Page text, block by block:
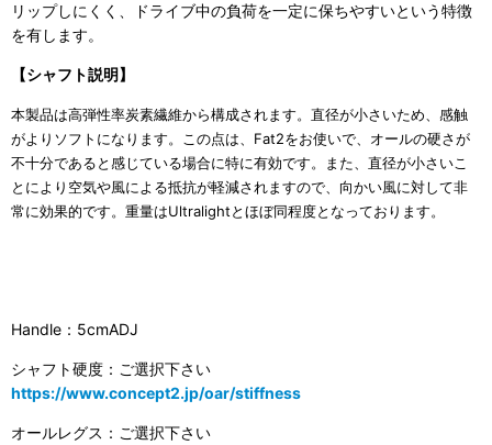
リップしにくく、ドライブ中の負荷を一定に保ちやすいという特徴
を有します。
【シャフト説明】
本製品は高弾性率炭素繊維から構成されます。直径が小さいため、感触
がよりソフトになります。この点は、Fat2をお使いで、オールの硬さが
不十分であると感じている場合に特に有効です。また、直径が小さいこ
とにより空気や風による抵抗が軽減されますので、向かい風に対して非
常に効果的です。重量はUltralightとほぼ同程度となっております。
Handle：5cmADJ
シャフト硬度：ご選択下さい
https://www.concept2.jp/oar/stiffness
オールレグス：ご選択下さい